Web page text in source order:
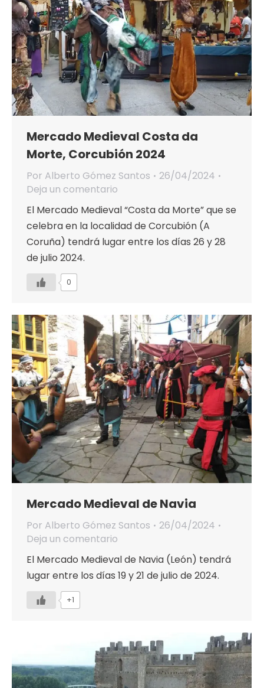
Mercado Medieval Costa da
Morte, Corcubión 2024
Por Alberto Gómez Santos
26/04/2024
Deja un comentario
El Mercado Medieval “Costa da Morte” que se
celebra en la localidad de Corcubión (A
Coruña) tendrá lugar entre los días 26 y 28
de julio 2024.
0
Mercado Medieval de Navia
Por Alberto Gómez Santos
26/04/2024
Deja un comentario
El Mercado Medieval de Navia (León) tendrá
lugar entre los días 19 y 21 de julio de 2024.
+1